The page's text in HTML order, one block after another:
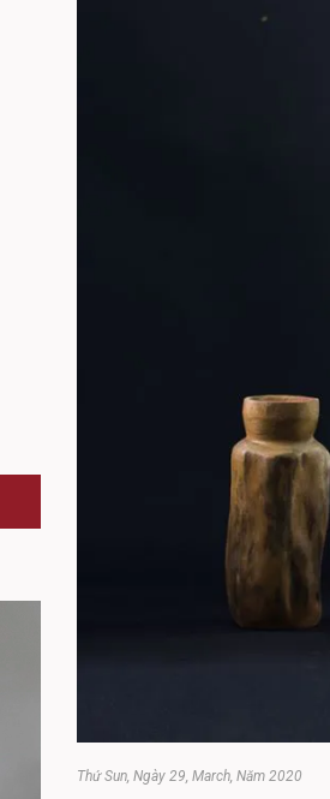
Thứ Sun, Ngày 29, March, Năm 2020